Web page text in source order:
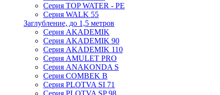
Серия TOP WATER - PE
Серия WALK 55
Заглубление, до 1,5 метров
Серия AKADEMIK
Серия AKADEMIK 90
Серия AKADEMIK 110
Серия AMULET PRO
Серия ANAKONDA S
Серия COMBEK B
Серия PLOTVA SI 71
Серия PLOTVA SP 98